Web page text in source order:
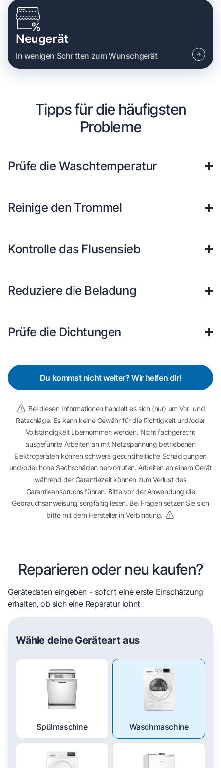
Neugerät
In wenigen Schritten zum Wunschgerät
Tipps für die häufigsten
Probleme
Prüfe die Waschtemperatur
Reinige den Trommel
Kontrolle das Flusensieb
Reduziere die Beladung
Prüfe die Dichtungen
Du kommst nicht weiter? Wir helfen dir!
Bei diesen Informationen handelt es sich (nur) um Vor- und
Ratschläge. Es kann keine Gewähr für die Richtigkeit und/oder
Vollständigkeit übernommen werden. Nicht fachgerecht
ausgeführte Arbeiten an mit Netzspannung betriebenen
Elektrogeräten können schwere gesundheitliche Schädigungen
und/oder hohe Sachschäden hervorrufen. Arbeiten an einem Gerät
während der Garantiezeit können zum Verlust des
Garantieanspruchs führen. Bitte vor der Anwendung die
Gebrauchsanweisung sorgfältig lesen. Bei Fragen setzen Sie sich
bitte mit dem Hersteller in Verbindung.
Reparieren oder neu kaufen?
Gerätedaten eingeben - sofort eine erste Einschätzung
erhalten, ob sich eine Reparatur lohnt
Wähle deine Geräteart aus
Spülmaschine Waschmaschine